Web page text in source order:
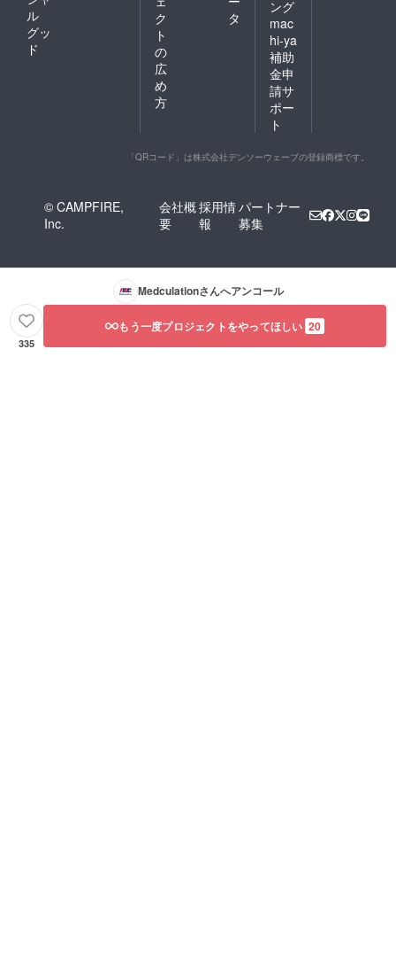
ル
グッ
ド
ク
ト
の
広
め
方
タ
ング
mac
hi-ya
補助
金申
請サ
ポー
ト
「QRコード」は株式会社デンソーウェーブの登録商標です。
© CAMPFIRE,
Inc.
会社概
要
採用情
報
パートナー
募集
Medculationさんへアンコール
335
もう一度プロジェクトをやってほしい 20